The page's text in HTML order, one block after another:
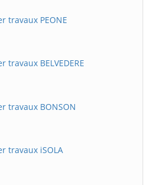
travaux PEONE
travaux BELVEDERE
travaux BONSON
travaux iSOLA